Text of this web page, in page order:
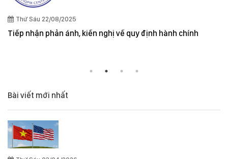
Quy định cần lưu ý khi xuất khẩu thuỷ sản vào thị trường
và New Zealand
Bài viết mới nhất